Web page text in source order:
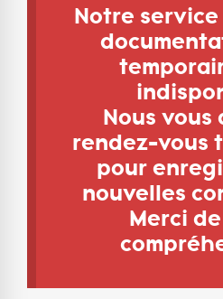
Notre
Nous vous
rendez-vous
pour
nouvelles
Merci